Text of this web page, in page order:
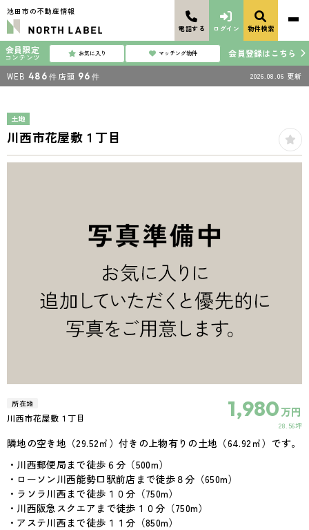
池田市の不動産情報
電話する ログイン 物件検索
会員限定
コンテンツ お気に入り マッチング物件 会員登録はこちら
WEB 486 件 店頭 96 件 2026.08.06 更新
土地
川西市花屋敷１丁目
所在地
川西市花屋敷１丁目 1,980万円
28.56坪
隣地の空き地（29.52㎡）付きの上物有りの土地（64.92㎡）です。
・川西郵便局まで徒歩６分（500m）
・ローソン川西能勢口駅前店まで徒歩８分（650m）
・ラソラ川西まで徒歩１０分（750m）
・川西阪急スクエアまで徒歩１０分（750m）
・アステ川西まで徒歩１１分（850m）